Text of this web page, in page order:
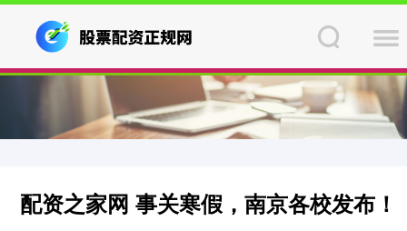
配资之家网 事关寒假，南京各校发布！